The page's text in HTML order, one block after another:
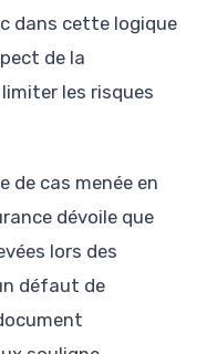
dans cette logique
de la
les risques
de cas menée en
dévoile que
lors des
défaut de